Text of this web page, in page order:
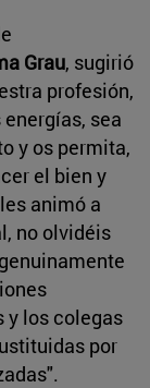
Grau, sugirió
profesión,
sea
y os permita,
el bien y
animó a
no olvidéis
y los colegas
por